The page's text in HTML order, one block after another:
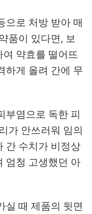
으로 처방 받아 매
품이 있다면, 보
약효를 떨어뜨
하게 올려 간에 무
부염으로 독한 피
가 안쓰러워 임의
간 수치가 비정상
엄청 고생했던 아
실 때 제품의 뒷면